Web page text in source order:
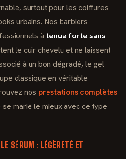
surtout pour les coiffures
urbains. Nos barbiers
à tenue forte sans
le cuir chevelu et ne laissent
à un bon dégradé, le gel
classique en véritable
nos prestations complètes
marie le mieux avec ce type
SÉRUM : LÉGÈRETÉ ET